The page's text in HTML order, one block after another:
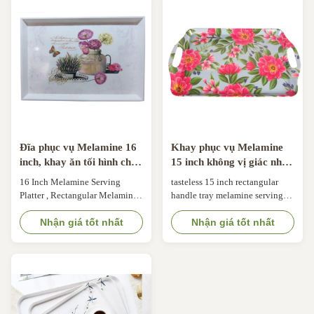
and outside as well. It’xs easy to
hold handles make for easy ...
dishwasher safe and perfectly
suitable as a fruit bowl, salad
bowl, snack bowl ...
Đĩa phục vụ Melamine 16
inch, khay ăn tối hình chữ
nhật Melamine
16 Inch Melamine Serving
Platter , Rectangular Melamine
Dinner Trays Low Noise Supply
Ability Supply Ability:
1000000 Pieces per Month
in one inner box, 144 pcs in one
carton.Or As Your Requirements
Melamine Serving Tray Port
Nhận giá tốt nhất
Khay phục vụ Melamine
15 inch không vị giác nhẹ
dành cho gia đình
tasteless 15 inch rectangular
handle tray melamine serving
tray for home use The reusable,
bicoloured plastic bowl is
practical, stable, stackable to
Nhận giá tốt nhất